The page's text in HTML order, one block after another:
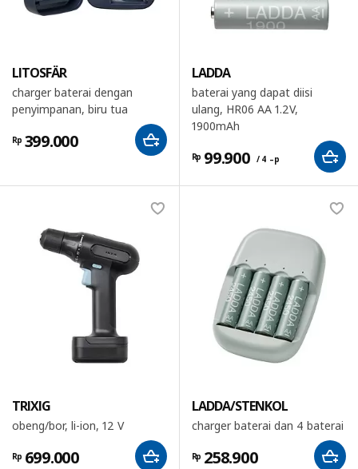
LITOSFÄR
charger baterai dengan
penyimpanan, biru tua
Rp 399.000
LADDA
baterai yang dapat diisi
ulang, HR06 AA 1.2V,
1900mAh
Rp 99.900 / 4 –p
TRIXIG
obeng/bor, li-ion, 12 V
Rp 699.000
LADDA/STENKOL
charger baterai dan 4 baterai
Rp 258.900